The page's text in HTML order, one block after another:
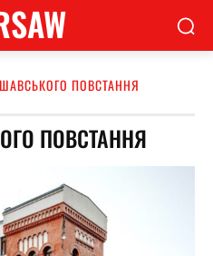
ПОВСТАННЯ
ПОВСТАННЯ